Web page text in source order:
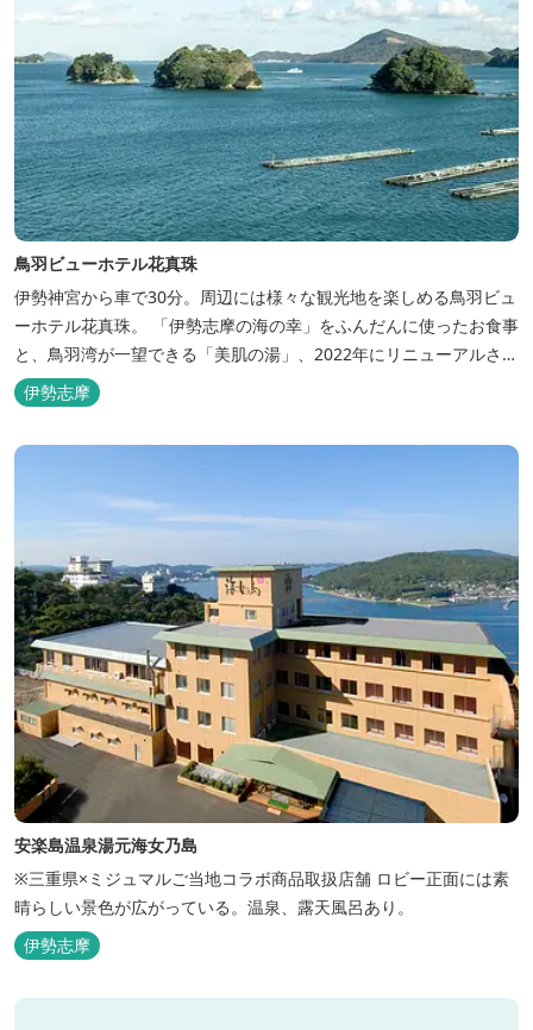
鳥羽ビューホテル花真珠
伊勢神宮から車で30分。周辺には様々な観光地を楽しめる鳥羽ビュ
ーホテル花真珠。 「伊勢志摩の海の幸」をふんだんに使ったお食事
と、鳥羽湾が一望できる「美肌の湯」、2022年にリニューアルされ
た客室で、五感から体と心を癒やします。 【お部屋】 近年リニュ
ーアルした過ごしやすいお部屋で、親子3世代で楽しめるお部屋に
なっております。 全室オーシャンビューで雄大な鳥羽湾を一望で
伊勢志摩
安楽島温泉湯元海女乃島
※三重県×ミジュマルご当地コラボ商品取扱店舗 ロビー正面には素
晴らしい景色が広がっている。温泉、露天風呂あり。
伊勢志摩